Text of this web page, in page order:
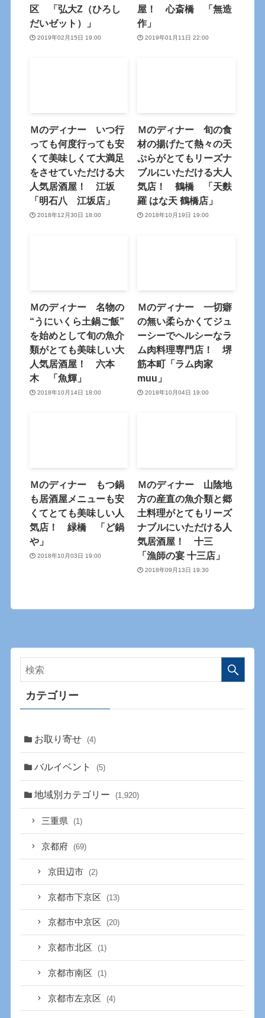
区 「弘大Z（ひろし
だいゼット）」
2019年02月15日 19:00
屋！ 心斎橋 「無造
作」
2019年01月11日 22:00
Ｍのディナー いつ行
っても何度行っても安
くて美味しくて大満足
をさせていただける大
人気居酒屋！ 江坂
「明石八 江坂店」
2018年12月30日 18:00
Ｍのディナー 旬の食
材の揚げたて熱々の天
ぷらがとてもリーズナ
ブルにいただける大人
気店！ 鶴橋 「天麩
羅 はな天 鶴橋店」
2018年10月19日 19:00
Ｍのディナー 名物の
“うにいくら土鍋ご飯”
を始めとして旬の魚介
類がとても美味しい大
人気居酒屋！ 六本
木 「魚輝」
2018年10月14日 18:00
Ｍのディナー 一切癖
の無い柔らかくてジュ
ーシーでヘルシーなラ
ム肉料理専門店！ 堺
筋本町「ラム肉家
muu」
2018年10月04日 19:00
Ｍのディナー もつ鍋
も居酒屋メニューも安
くてとても美味しい人
気店！ 緑橋 「ど鍋
や」
2018年10月03日 19:00
Ｍのディナー 山陰地
方の産直の魚介類と郷
土料理がとてもリーズ
ナブルにいただける人
気居酒屋！ 十三
「漁師の宴 十三店」
2018年09月13日 19:30
カテゴリー
お取り寄せ (4)
バルイベント (5)
地域別カテゴリー (1,920)
三重県 (1)
京都府 (69)
京田辺市 (2)
京都市下京区 (13)
京都市中京区 (20)
京都市北区 (1)
京都市南区 (1)
京都市左京区 (4)